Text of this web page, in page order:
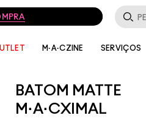
M·A·CZINE SERVIÇOS
BATOM MATTE
M·A·CXIMAL